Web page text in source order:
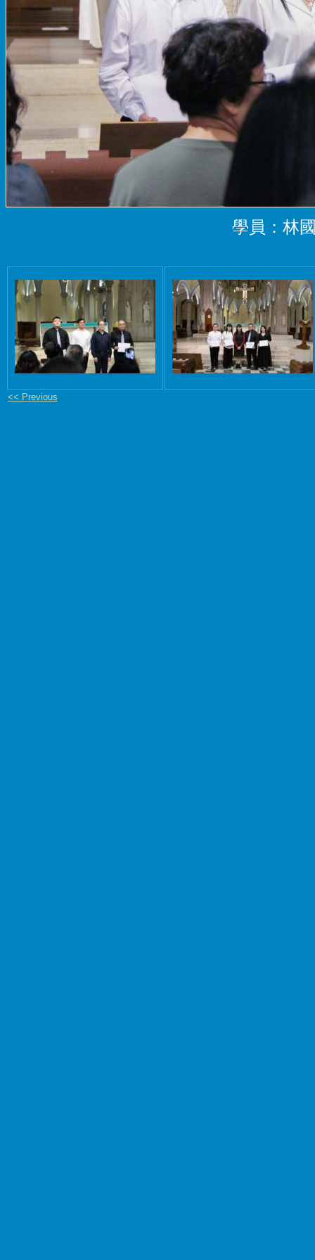
學員：林
<< Previous